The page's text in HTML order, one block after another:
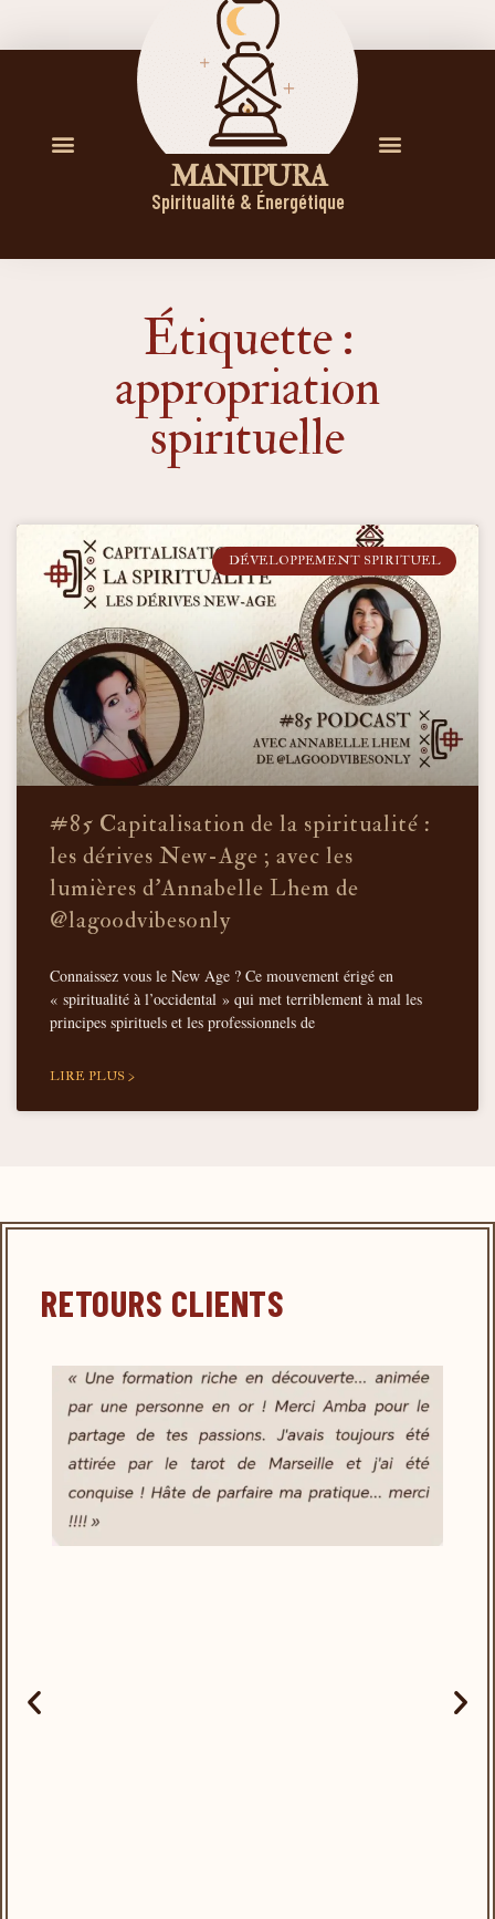
M A N I P U R A
Spiritualité & Énergétique
Étiquette :
appropriation
spirituelle
DÉVELOPPEMENT SPIRITUEL
#85 Capitalisation de la spiritualité :
les dérives New-Age ; avec les
lumières d’Annabelle Lhem de
@lagoodvibesonly
Connaissez vous le New Age ? Ce mouvement érigé en
« spiritualité à l’occidental » qui met terriblement à mal les
principes spirituels et les professionnels de
LIRE PLUS >
RETOURS CLIENTS